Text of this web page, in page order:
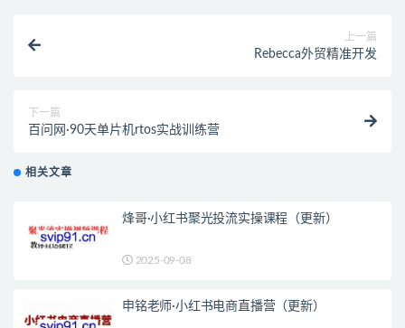
上一篇
Rebecca外贸精准开发
下一篇
百问网·90天单片机rtos实战训练营
相关文章
烽哥·小红书聚光投流实操课程（更新）
2025-09-08
申铭老师·小红书电商直播营（更新）